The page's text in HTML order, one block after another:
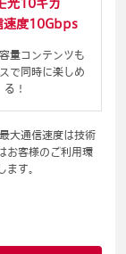
速度10Gbps
量コンテンツも
で同時に楽しめ
る！
大通信速度は技術
お客様のご利用環
す。